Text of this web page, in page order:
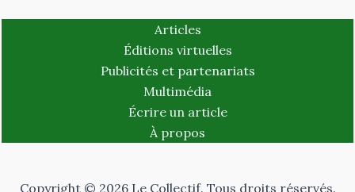
Articles
Éditions virtuelles
Publicités et partenariats
Multimédia
Écrire un article
À propos
Copyright © 2026 Le Collectif. Tous droits réservés.